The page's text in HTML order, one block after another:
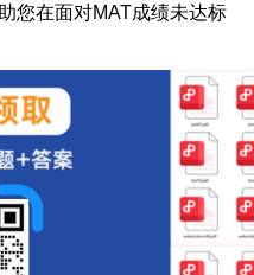
您在面对MAT成绩未达标